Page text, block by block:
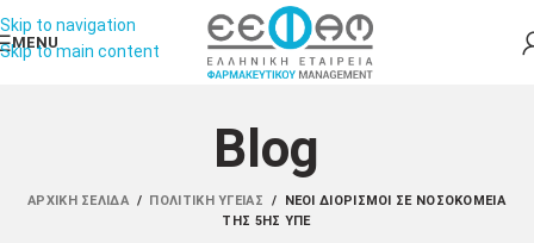
Skip to navigation
Skip to main content
MENU
Blog
ΑΡΧΙΚΉ ΣΕΛΊΔΑ / ΠΟΛΙΤΙΚΉ ΥΓΕΊΑΣ /
ΝΈΟΙ ΔΙΟΡΙΣΜΟΊ ΣΕ ΝΟΣΟΚΟΜΕΊΑ
ΤΗΣ 5ΗΣ ΥΠΕ